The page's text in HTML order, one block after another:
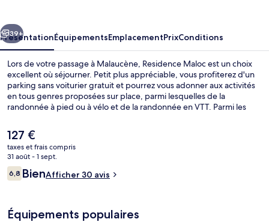
Suivant
39+
PrésentationÉquipementsEmplacementPrixConditions
Lors de votre passage à Malaucène, Residence Maloc est un choix
excellent où séjourner. Petit plus appréciable, vous profiterez d'un
parking sans voiturier gratuit et pourrez vous adonner aux activités
en tous genres proposées sur place, parmi lesquelles de la
randonnée à pied ou à vélo et de la randonnée en VTT. Parmi les
écran plat, de quoi agrémenter votre séjour.
Le
prix
actuel
est
de
127 €
taxes et frais compris
31 août - 1 sept.
Avis
voyageurs
6,86,8 sur 10
BienAfficher 30 avis
Équipements populaires